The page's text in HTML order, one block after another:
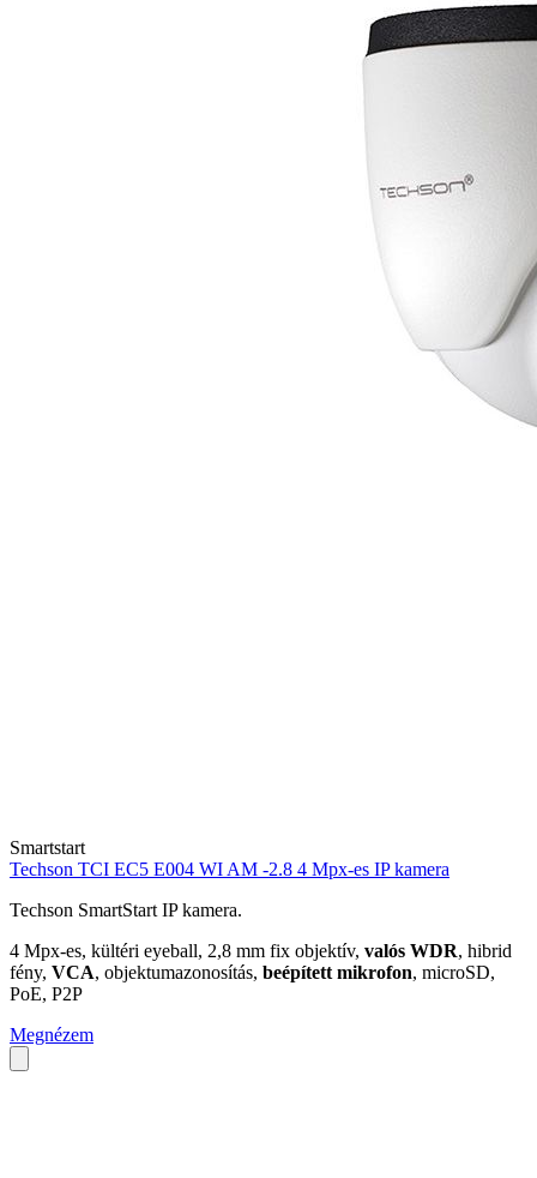
Smartstart
Techson TCI EC5 E004 WI AM -2.8 4 Mpx-es IP kamera
Techson SmartStart IP kamera.
4 Mpx-es, kültéri eyeball, 2,8 mm fix objektív, valós WDR, hibrid
fény, VCA, objektumazonosítás, beépített mikrofon, microSD,
PoE, P2P
Megnézem